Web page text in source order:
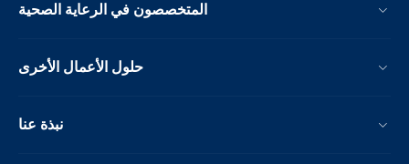
المتخصصون في الرعاية الصحية
حلول الأعمال الأخرى
نبذة عنا